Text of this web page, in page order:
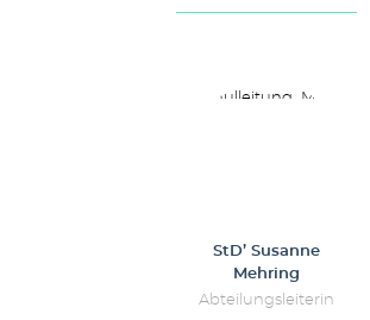
StD’ Susanne
Mehring
Abteilungsleiterin